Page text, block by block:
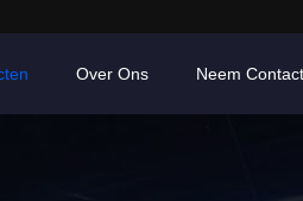
Over Ons Neem